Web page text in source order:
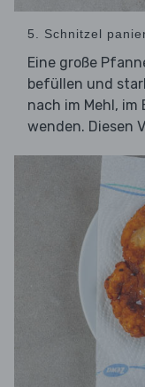
5. Schnitzel
Eine große
befüllen und
nach im Mehl, im
wenden. Diesen